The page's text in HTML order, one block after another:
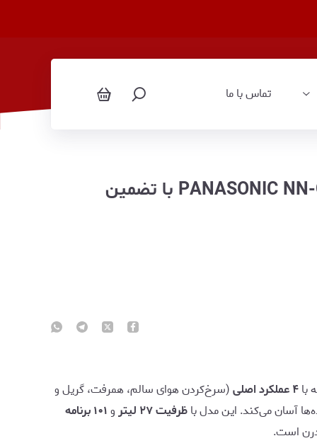
تماس با ما
مایکروویو پاناسونیک مدل PANASONIC NN-CT65 با تضمین
با۴ عملکرد اصلی
(سرخ‌کردن هوای سالم، همرفت، گریل و
آسان می‌کند. این مدل باظرفیت ۲۷ لیتر و
۱۰۱ برنامه
است.